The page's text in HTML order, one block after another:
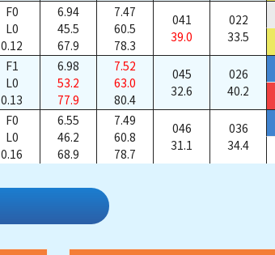
F0
L0
0.12
6.94
45.5
67.9
7.47
60.5
78.3
041
39.0
022
33.5
F1
L0
0.13
6.98
53.2
77.9
7.52
63.0
80.4
045
32.6
026
40.2
F0
L0
0.16
6.55
46.2
68.9
7.49
60.8
78.7
046
31.1
036
34.4